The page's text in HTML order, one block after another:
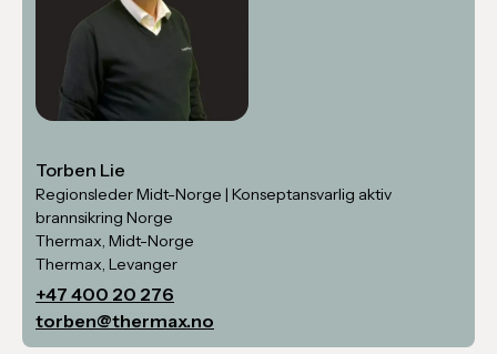
Torben Lie
Regionsleder Midt-Norge | Konseptansvarlig aktiv
brannsikring Norge
Thermax, Midt-Norge
Thermax, Levanger
+47 400 20 276
torben@thermax.no